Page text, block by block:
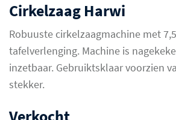
Cirkelzaag Harwi
Robuuste cirkelzaagmachine met
tafelverlenging. Machine is
inzetbaar. Gebruiktsklaar voorzien
stekker.